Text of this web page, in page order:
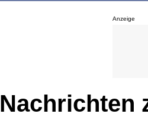
Anzeige
Nachrichten